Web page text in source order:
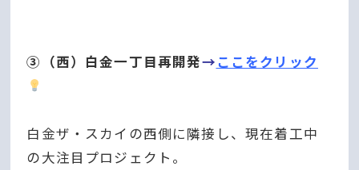
③（西）白金一丁目再開発→ここをクリック
白金ザ・スカイの西側に隣接し、現在着工中
の大注目プロジェクト。